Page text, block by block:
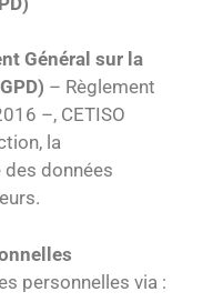
Général sur la
– Règlement
–, CETISO
la
données
personnelles via :